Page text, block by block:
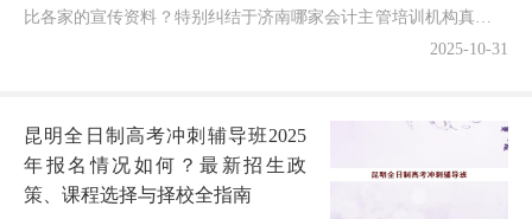
比各家的宣传资料？特别纠结于济南哪家会计主管培训机构真正实
力强、各机构的课程特色有什么区别、怎样避免被夸大宣传误...
2025-10-31
昆明全日制高考冲刺辅导班2025
年报名情况如何？最新招生政
策、课程选择与择校全指南